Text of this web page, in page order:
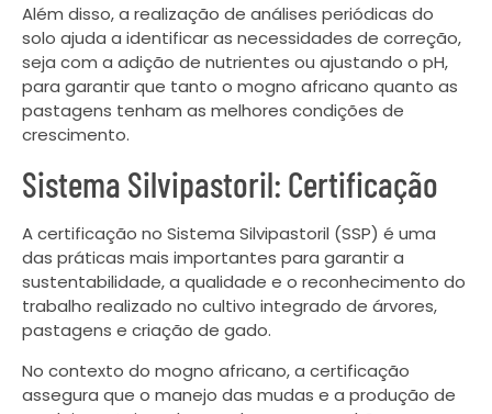
Além disso, a realização de análises periódicas do
solo ajuda a identificar as necessidades de correção,
seja com a adição de nutrientes ou ajustando o pH,
para garantir que tanto o mogno africano quanto as
pastagens tenham as melhores condições de
crescimento.
Sistema Silvipastoril: Certificação
A certificação no Sistema Silvipastoril (SSP) é uma
das práticas mais importantes para garantir a
sustentabilidade, a qualidade e o reconhecimento do
trabalho realizado no cultivo integrado de árvores,
pastagens e criação de gado.
No contexto do mogno africano, a certificação
assegura que o manejo das mudas e a produção de